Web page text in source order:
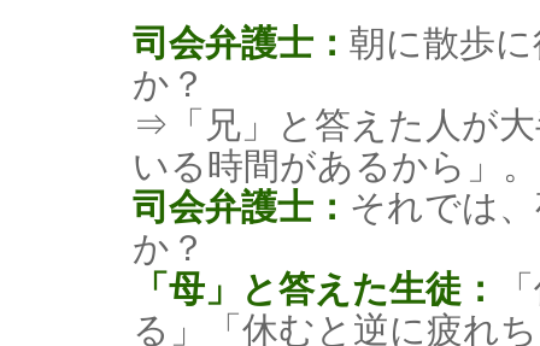
司会弁護士： 朝に散歩
か？
⇒「兄」と答えた人が
いる時間があるから」。
司会弁護士： それでは
か？
「母」と答えた生徒：
る」「休むと逆に疲れ